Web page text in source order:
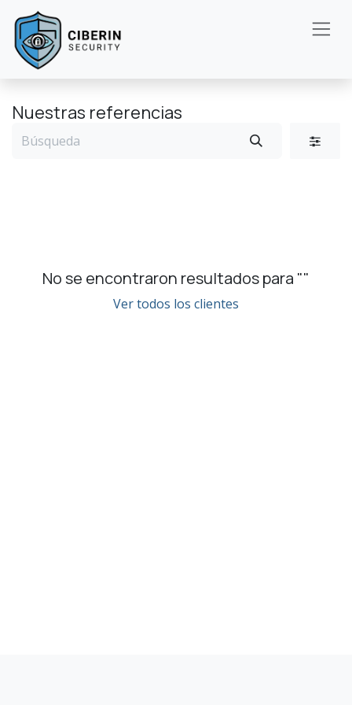
Ir al contenido
Nuestras referencias
No se encontraron resultados para ""
Ver todos los clientes